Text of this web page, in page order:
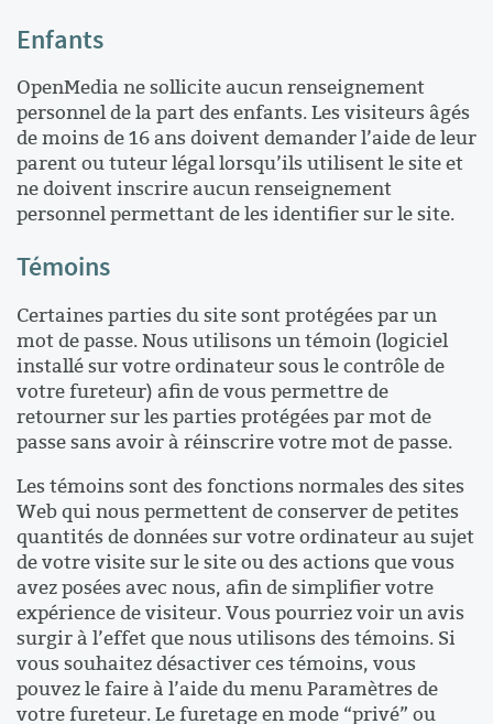
Enfants
OpenMedia ne sollicite aucun renseignement
personnel de la part des enfants. Les visiteurs âgés
de moins de 16 ans doivent demander l’aide de leur
parent ou tuteur légal lorsqu’ils utilisent le site et
ne doivent inscrire aucun renseignement
personnel permettant de les identifier sur le site.
Témoins
Certaines parties du site sont protégées par un
mot de passe. Nous utilisons un témoin (logiciel
installé sur votre ordinateur sous le contrôle de
votre fureteur) afin de vous permettre de
retourner sur les parties protégées par mot de
passe sans avoir à réinscrire votre mot de passe.
Les témoins sont des fonctions normales des sites
Web qui nous permettent de conserver de petites
quantités de données sur votre ordinateur au sujet
de votre visite sur le site ou des actions que vous
avez posées avec nous, afin de simplifier votre
expérience de visiteur. Vous pourriez voir un avis
surgir à l’effet que nous utilisons des témoins. Si
vous souhaitez désactiver ces témoins, vous
pouvez le faire à l’aide du menu Paramètres de
votre fureteur. Le furetage en mode “privé” ou